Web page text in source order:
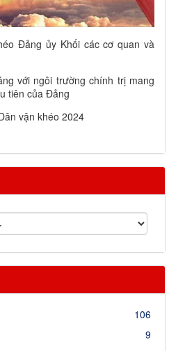
Đảng ủy Khối các cơ quan và
với ngôi trường chính trị mang
tiên của Đảng
vận khéo 2024
106
9